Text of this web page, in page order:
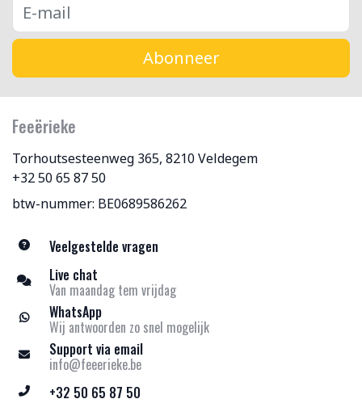
Abonneer
Feeërieke
Torhoutsesteenweg 365, 8210 Veldegem
+32 50 65 87 50
btw-nummer: BE0689586262
Veelgestelde vragen
Live chat
Van maandag tem vrijdag
WhatsApp
Wij antwoorden zo snel mogelijk
Support via email
info@feeerieke.be
+32 50 65 87 50